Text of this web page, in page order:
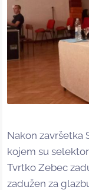
Nakon završetka
kojem su
Tvrtko Zebec
zadužen za